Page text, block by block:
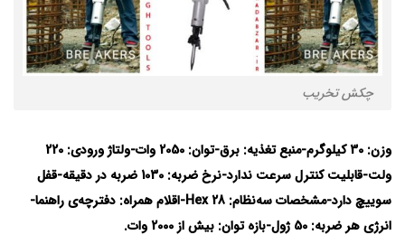
چکش تخریب
وزن: 30 کیلوگرم-منبع تغذیه: برق-توان: 2050 وات-ولتاژ ورودی: 220
ولت-قابلیت کنترل سرعت ندارد-نرخ ضربه: 1030 ضربه در دقیقه-قفل
سوییچ دارد-مشخصات سه‌نظام: Hex 28-اقلام همراه: دفترچه‌ی راهنما-
انرژی هر ضربه: 50 ژول-بازه توان: بیش از 2000 وات.